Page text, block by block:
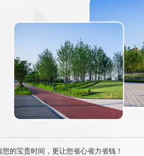
的宝贵时间，更让您省心省力省钱！